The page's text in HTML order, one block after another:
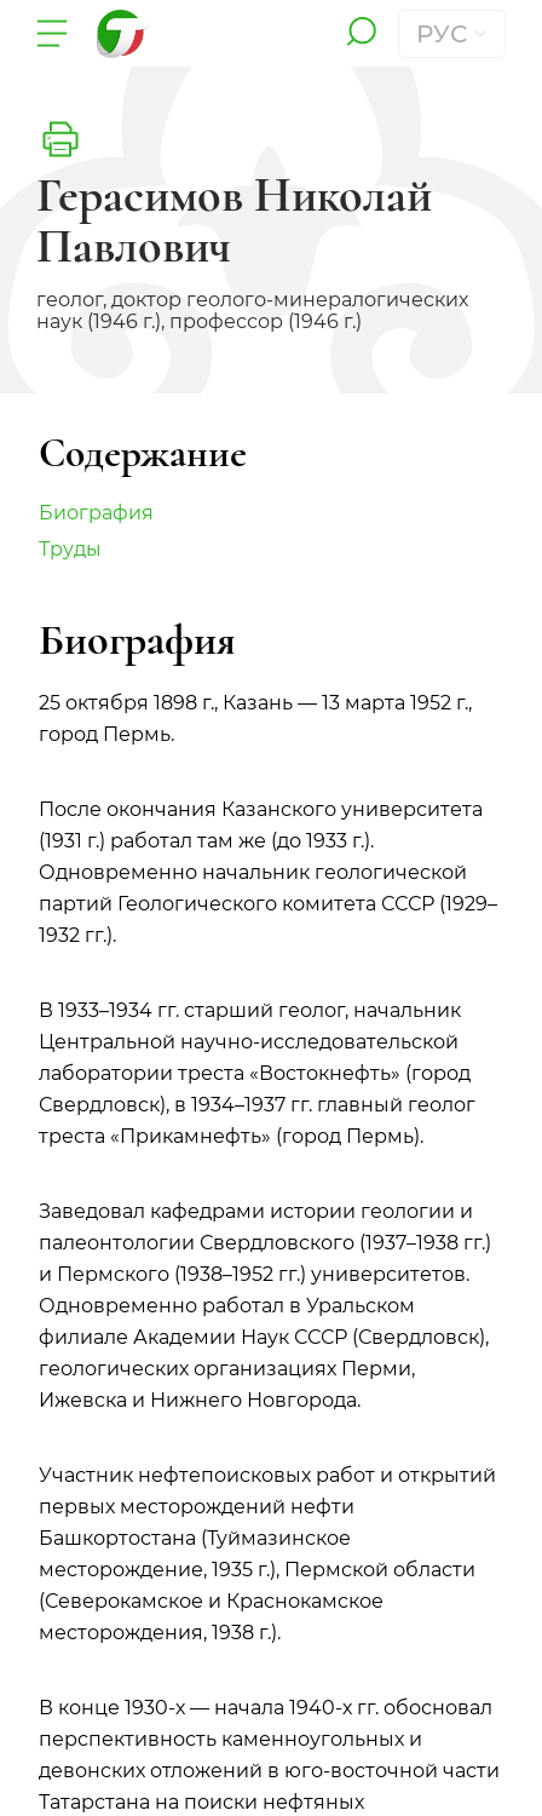
РУС
Герасимов Николай
Павлович
геолог, доктор геолого-минералогических
наук (1946 г.), профессор (1946 г.)
Содержание
Биография
Труды
Биография
25 октября 1898 г., Казань — 13 марта 1952 г.,
город Пермь.
После окончания Казанского университета
(1931 г.) работал там же (до 1933 г.).
Одновременно начальник геологической
партий Геологического комитета СССР (1929–
1932 гг.).
В 1933–1934 гг. старший геолог, начальник
Центральной научно-исследовательской
лаборатории треста «Востокнефть» (город
Свердловск), в 1934–1937 гг. главный геолог
треста «Прикамнефть» (город Пермь).
Заведовал кафедрами истории геологии и
палеонтологии Свердловского (1937–1938 гг.)
и Пермского (1938–1952 гг.) университетов.
Одновременно работал в Уральском
филиале Академии Наук СССР (Свердловск),
геологических организациях Перми,
Ижевска и Нижнего Новгорода.
Участник нефтепоисковых работ и открытий
первых месторождений нефти
Башкортостана (Туймазинское
месторождение, 1935 г.), Пермской области
(Северокамское и Краснокамское
месторождения, 1938 г.).
В конце 1930-х — начала 1940-х гг. обосновал
перспективность каменноугольных и
девонских отложений в юго-восточной части
Татарстана на поиски нефтяных